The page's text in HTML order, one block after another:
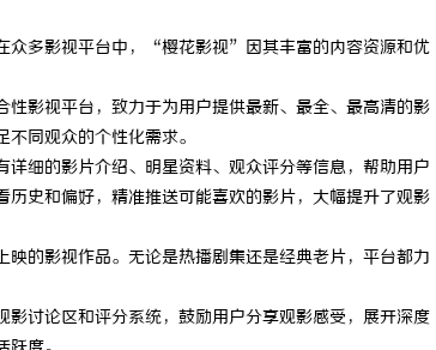
众多影视平台中，“樱花影视”因其丰富的内容资源和优
影视平台，致力于为用户提供最新、最全、最高清的影
同观众的个性化需求。
细的影片介绍、明星资料、观众评分等信息，帮助用户
史和偏好，精准推送可能喜欢的影片，大幅提升了观影
的影视作品。无论是热播剧集还是经典老片，平台都力
讨论区和评分系统，鼓励用户分享观影感受，展开深度